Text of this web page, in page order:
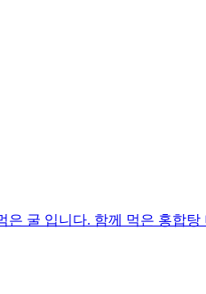
굴 입니다. 함께 먹은 홍합